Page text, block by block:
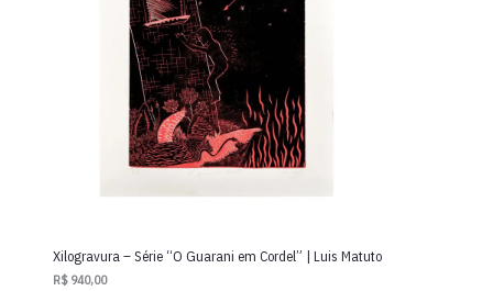
Xilogravura – Série “O Guarani em Cordel” | Luis Matuto
R$ 940,00